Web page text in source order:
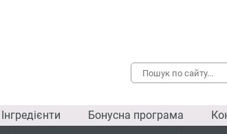
Інгредієнти Бонусна програма